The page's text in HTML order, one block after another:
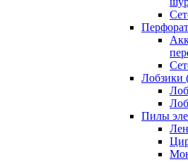
Лобзики
Пилы